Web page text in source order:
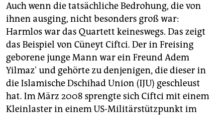
Auch wenn die tatsächliche Bedrohung, die von
ihnen ausging, nicht besonders groß war:
Harmlos war das Quartett keineswegs. Das zeigt
das Beispiel von Cüneyt Ciftci. Der in Freising
geborene junge Mann war ein Freund Adem
Yilmaz' und gehörte zu denjenigen, die dieser in
die Islamische Dschihad Union (IJU) geschleust
hat. Im März 2008 sprengte sich Ciftci mit einem
Kleinlaster in einem US-Militärstützpunkt im